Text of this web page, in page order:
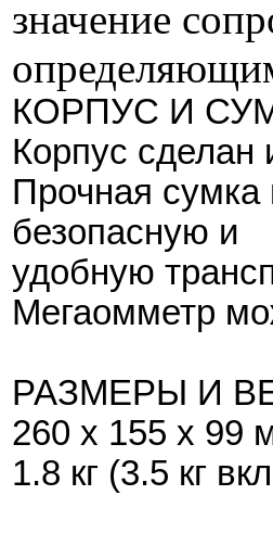
значение
КОРПУС И
Корпус сделан
Прочная сумка
безопасную и
удобную
Мегаомметр
РАЗМЕРЫ И
260 х 155 х 99
1.8 кг (3.5 кг